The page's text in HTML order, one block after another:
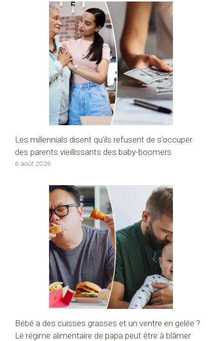
Les millennials disent qu’ils refusent de s’occuper
des parents vieillissants des baby-boomers
6 août 2026
Bébé a des cuisses grasses et un ventre en gelée ?
Le régime alimentaire de papa peut être à blâmer